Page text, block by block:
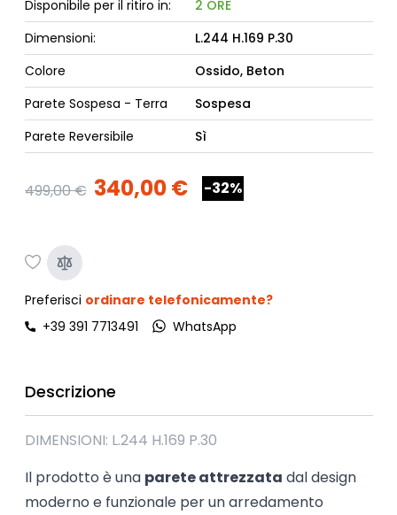
Disponibile per il ritiro in:
2 ORE
Dimensioni:
L.244 H.169 P.30
Colore
Ossido, Beton
Parete Sospesa - Terra
Sospesa
Parete Reversibile
Sì
499,00 € 340,00 € -32%
Preferisci ordinare telefonicamente?
+39 391 7713491
WhatsApp
Descrizione
DIMENSIONI: L.244 H.169 P.30
Il prodotto è una parete attrezzata dal design
moderno e funzionale per un arredamento